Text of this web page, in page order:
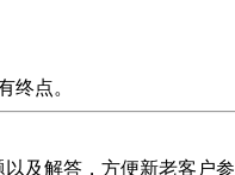
终点。
及解答，方便新老客户